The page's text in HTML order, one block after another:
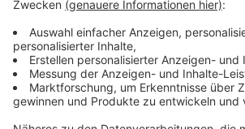
Lifestyle oder unsere neuesten
informieren dich.
Zum Newsletter